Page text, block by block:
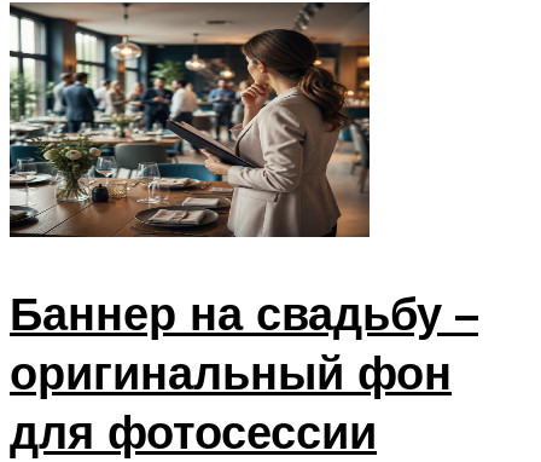
Баннер на свадьбу –
оригинальный фон
для фотосессии